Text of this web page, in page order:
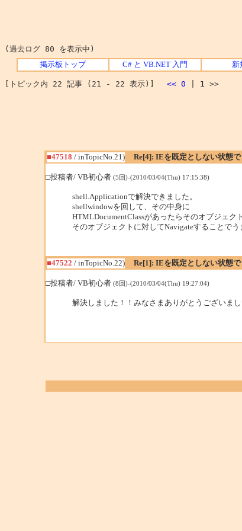
(過去ログ 80 を表示中)
掲示板トップ C# と VB.NET 入門 新
[トピック内 22 記事 (21 - 22 表示)] << 0 1 >>
■47518 / inTopicNo.21)
Re[4]: IEを既定としない状態
□投稿者/ VB初心者 (5回)-(2010/03/04(Thu) 17:15:38)
shell.Applicationで解決できました。
shellwindowを回して、その中身に
HTMLDocumentClassがあったらそのオブジェク
そのオブジェクトに対してNavigateすることでう
■47522 / inTopicNo.22)
Re[1]: IEを既定としない状態
□投稿者/ VB初心者 (8回)-(2010/03/04(Thu) 19:27:04)
解決しました！！みなさまありがとうございまし